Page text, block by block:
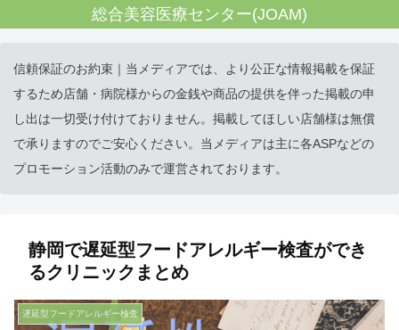
総合美容医療センター(JOAM)
信頼保証のお約束｜当メディアでは、より公正な情報掲載を保証
するため店舗・病院様からの金銭や商品の提供を伴った掲載の申
し出は一切受け付けておりません。掲載してほしい店舗様は無償
で承りますのでご安心ください。当メディアは主に各ASPなどの
プロモーション活動のみで運営されております。
静岡で遅延型フードアレルギー検査ができ
るクリニックまとめ
遅延型フードアレルギー検査